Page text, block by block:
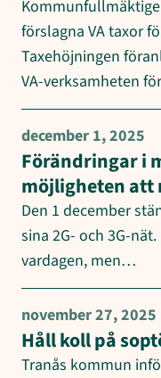
förslagna VA taxor
Taxehöjningen
VA-verksamheten
december 1, 2025
Förändringar i
möjligheten att
Den 1 december
sina 2G- och 3G-
vardagen, men…
november 27, 2025
Håll koll på
Tranås kommun